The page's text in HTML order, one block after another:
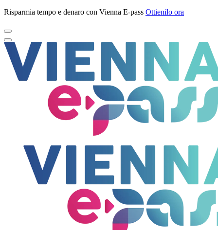
Risparmia tempo e denaro con Vienna E-pass Ottienilo ora